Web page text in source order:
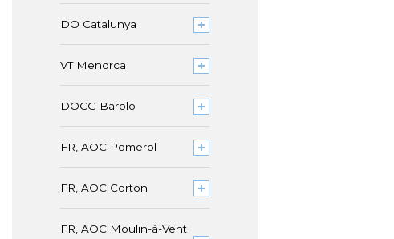
DO Catalunya
VT Menorca
DOCG Barolo
FR, AOC Pomerol
FR, AOC Corton
FR, AOC Moulin-à-Vent